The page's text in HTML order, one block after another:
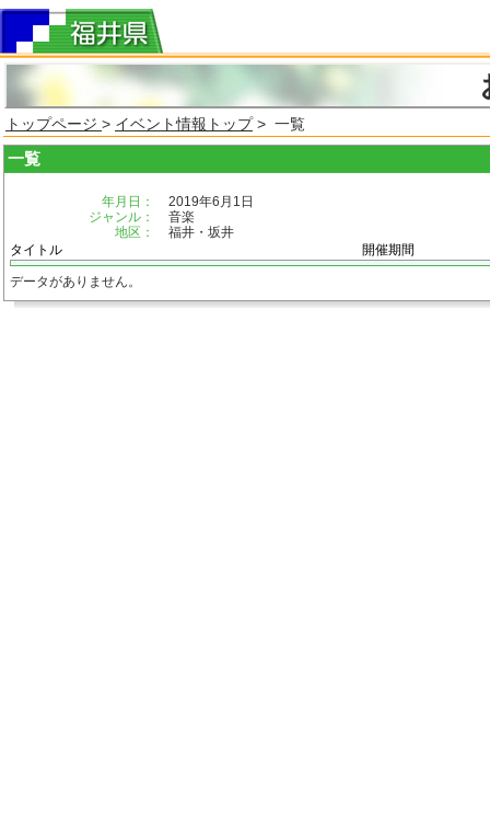
トップページ > イベント情報トップ> 一覧
一覧
年月日：
2019年6月1日
ジャンル：
音楽
地区：
福井・坂井
タイトル
開催期間
データがありません。